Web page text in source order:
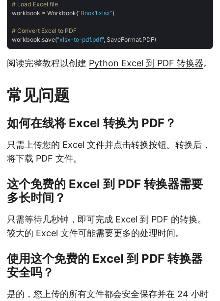
# Load Excel file
workbook = Workbook("Book1.xlsx")
# Convert Excel to PDF
workbook.save("xlsx-to-pdf.pdf"
阅读完整教程以创建 Python Excel 到 PDF 转换器。
常见问题
如何在线将 Excel 转换为 PDF？
只需上传您的 Excel 文件并点击转换按钮。转换后，
将下载 PDF 文件。
这个免费的 Excel 到 PDF 转换器需要
多长时间？
只需等待几秒钟，即可完成 Excel 到 PDF 的转换。
较大的 Excel 文件可能需要更多的处理时间。
使用这个免费的 Excel 到 PDF 转换器
安全吗？
是的，您上传的所有文件都会安全保存并在 24 小时